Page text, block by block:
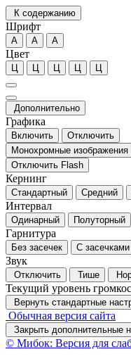
К содержанию
Шрифт
А А А
Цвет
Ц Ц Ц Ц Ц
Дополнительно
Графика
Включить
Отключить
Монохромные изображения
Отключить Flash
Кернинг
Стандартный Средний
Интервал
Одинарный Полуторный
Гарнитура
Без засечек С засечками
Звук
Отключить Тише
Текущий уровень
Вернуть стандартные
Обычная версия сайта
Закрыть дополнительные
© Мибок: Версия для